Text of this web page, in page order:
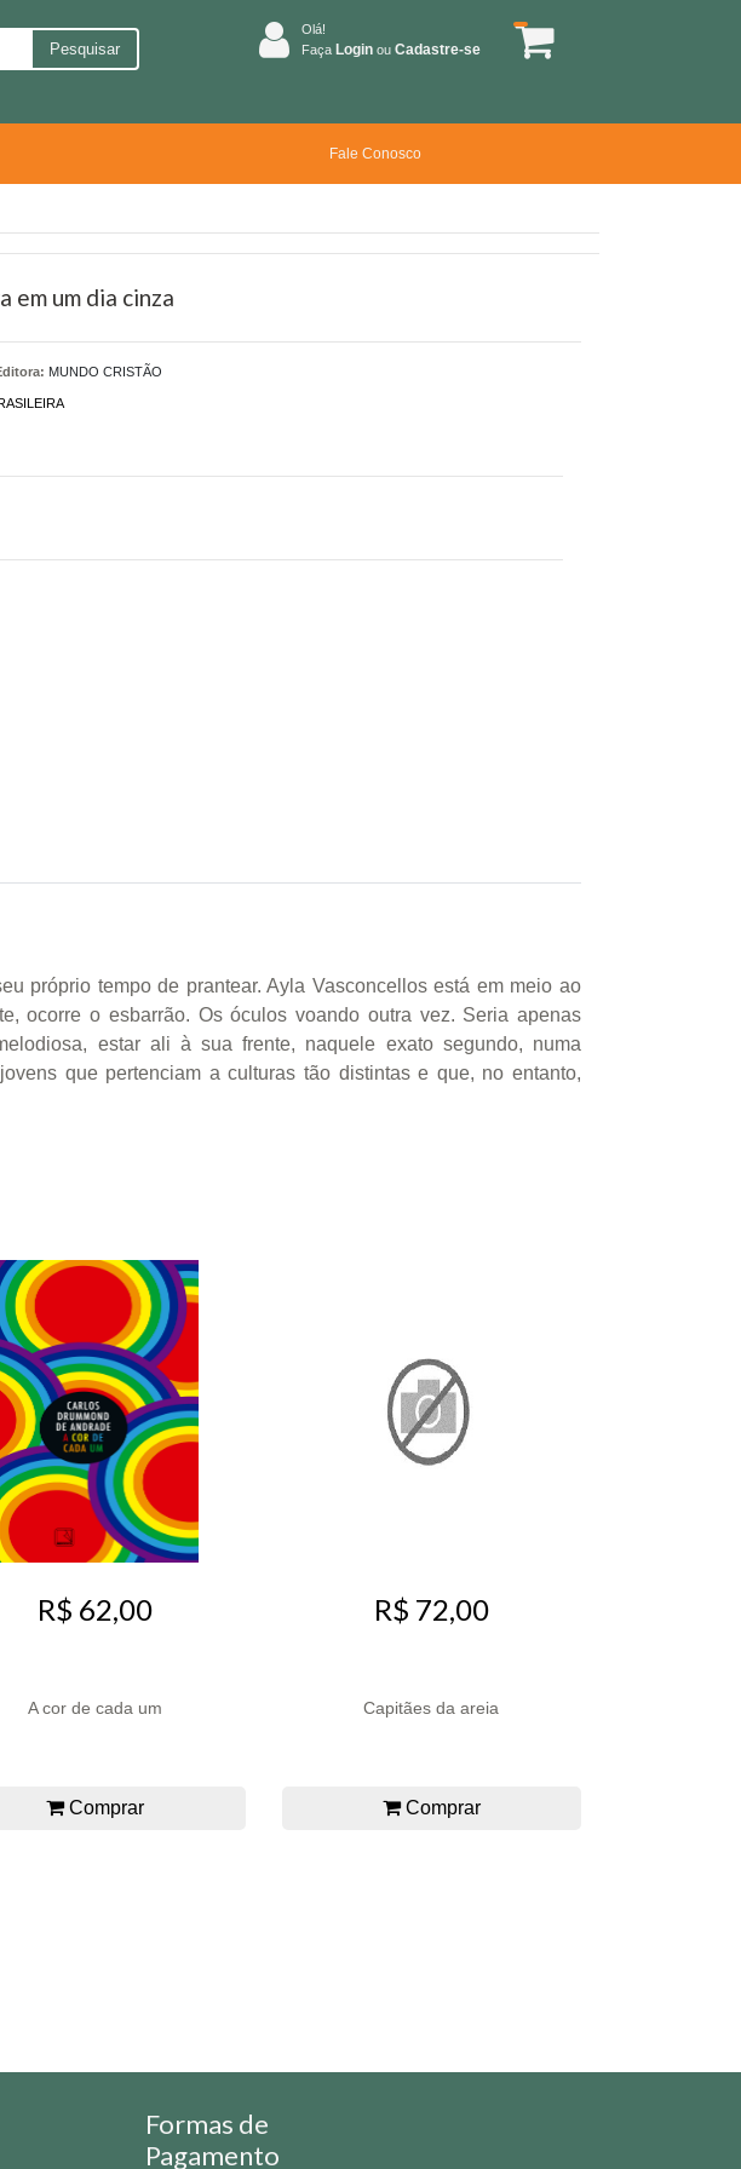
Pesquisar
Olá!
Faça Login ou Cadastre-se
Fale Conosco
em um dia cinza
MUNDO CRISTÃO
próprio tempo de prantear. Ayla Vasconcellos está em meio ao
ocorre o esbarrão. Os óculos voando outra vez. Seria apenas
estar ali à sua frente, naquele exato segundo, numa
que pertenciam a culturas tão distintas e que, no entanto,
R$ 62,00
A cor de cada um
Comprar
R$ 72,00
Capitães da areia
Comprar
Formas de
Pagamento